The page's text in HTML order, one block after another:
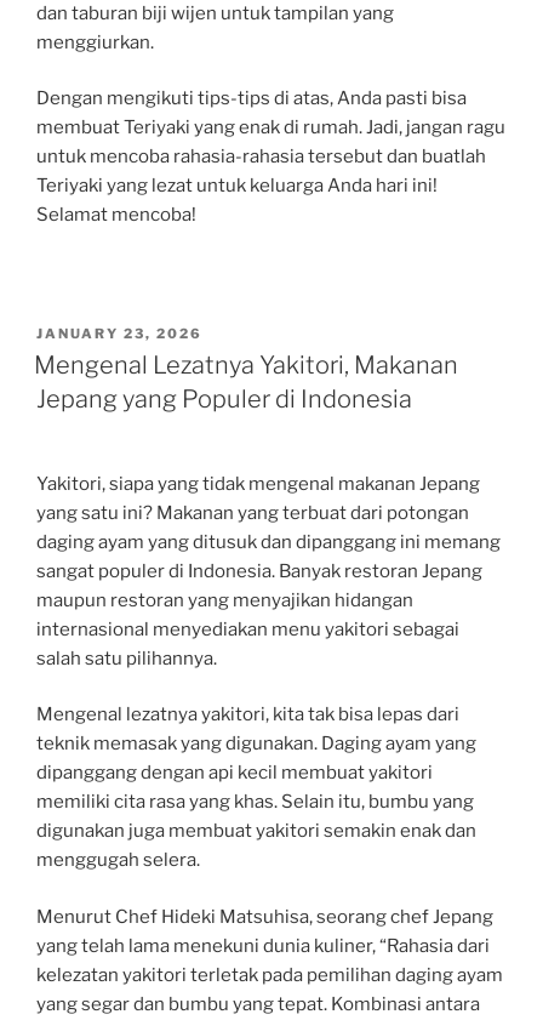
dan taburan biji wijen untuk tampilan yang
menggiurkan.
Dengan mengikuti tips-tips di atas, Anda pasti bisa
membuat Teriyaki yang enak di rumah. Jadi, jangan ragu
untuk mencoba rahasia-rahasia tersebut dan buatlah
Teriyaki yang lezat untuk keluarga Anda hari ini!
Selamat mencoba!
POSTED
ON
JANUARY 23, 2026
Mengenal Lezatnya Yakitori, Makanan
Jepang yang Populer di Indonesia
Yakitori, siapa yang tidak mengenal makanan Jepang
yang satu ini? Makanan yang terbuat dari potongan
daging ayam yang ditusuk dan dipanggang ini memang
sangat populer di Indonesia. Banyak restoran Jepang
maupun restoran yang menyajikan hidangan
internasional menyediakan menu yakitori sebagai
salah satu pilihannya.
Mengenal lezatnya yakitori, kita tak bisa lepas dari
teknik memasak yang digunakan. Daging ayam yang
dipanggang dengan api kecil membuat yakitori
memiliki cita rasa yang khas. Selain itu, bumbu yang
digunakan juga membuat yakitori semakin enak dan
menggugah selera.
Menurut Chef Hideki Matsuhisa, seorang chef Jepang
yang telah lama menekuni dunia kuliner, “Rahasia dari
kelezatan yakitori terletak pada pemilihan daging ayam
yang segar dan bumbu yang tepat. Kombinasi antara